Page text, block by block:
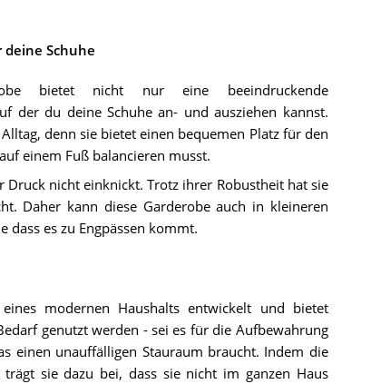
Schuhe
bietet nicht nur eine beeindruckende
der du deine Schuhe an- und ausziehen kannst.
denn sie bietet einen bequemen Platz für den
einem Fuß balancieren musst.
Druck nicht einknickt. Trotz ihrer Robustheit hat sie
Daher kann diese Garderobe auch in kleineren
es zu Engpässen kommt.
modernen Haushalts entwickelt und bietet
genutzt werden - sei es für die Aufbewahrung
einen unauffälligen Stauraum braucht. Indem die
sie dazu bei, dass sie nicht im ganzen Haus